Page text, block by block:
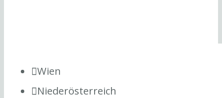
Wien
Niederösterreich